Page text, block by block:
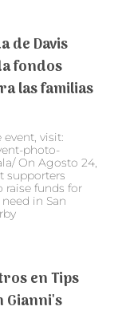
de Davis
fondos
las familias
visit:
photo-
On Agosto 24,
supporters
funds for
in San
en Tips
Gianni's